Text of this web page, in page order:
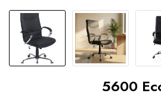
5600